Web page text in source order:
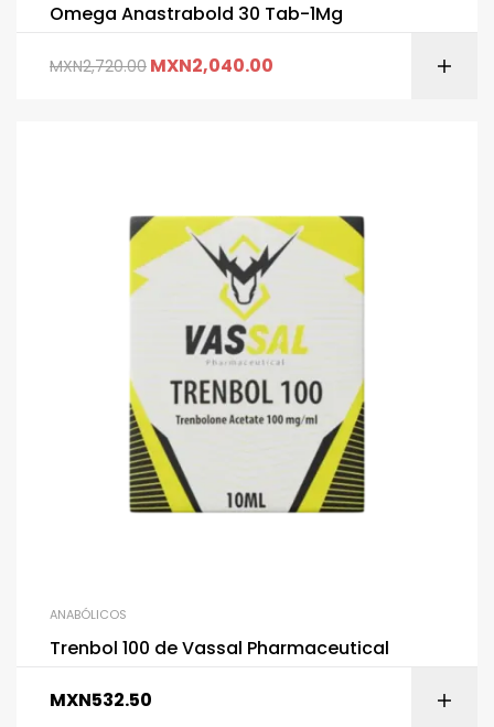
Omega Anastrabold 30 Tab-1Mg
MXN2,720.00 MXN2,040.00
ANABÓLICOS
Trenbol 100 de Vassal Pharmaceutical
MXN532.50